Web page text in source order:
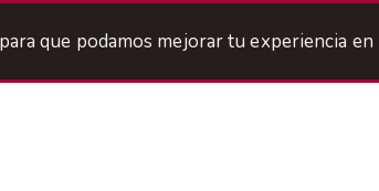
que podamos mejorar tu experiencia